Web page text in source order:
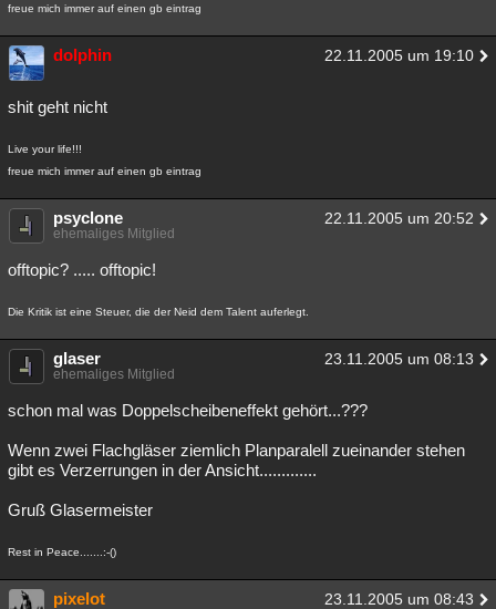
freue mich immer auf einen gb eintrag
dolphin 22.11.2005 um 19:10
shit geht nicht
Live your life!!!
freue mich immer auf einen gb eintrag
psyclone 22.11.2005 um 20:52
ehemaliges Mitglied
offtopic? ..... offtopic!
Die Kritik ist eine Steuer, die der Neid dem Talent auferlegt.
glaser 23.11.2005 um 08:13
ehemaliges Mitglied
schon mal was Doppelscheibeneffekt gehört...???
Wenn zwei Flachgläser ziemlich Planparalell zueinander stehen
gibt es Verzerrungen in der Ansicht.............
Gruß Glasermeister
Rest in Peace.......:-()
pixelot 23.11.2005 um 08:43